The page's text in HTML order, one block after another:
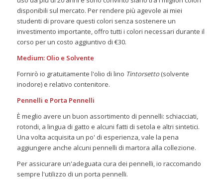
disponibili sul mercato. Per rendere più agevole ai miei
studenti di provare questi colori senza sostenere un
investimento importante, offro tutti i colori necessari durante il
corso per un costo aggiuntivo di €30.
Medium: Olio e Solvente
Fornirò io gratuitamente l'olio di lino Tintorsetto(solvente
inodore) e relativo contenitore.
Pennelli e Porta Pennelli
È meglio avere un buon assortimento di pennelli: schiacciati,
rotondi, a lingua di gatto e alcuni fatti di setola e altri sintetici.
Una volta acquisita un po' di esperienza, vale la pena
aggiungere anche alcuni pennelli di martora alla collezione.
Per assicurare un'adeguata cura dei pennelli, io raccomando
sempre l'utilizzo di un porta pennelli.